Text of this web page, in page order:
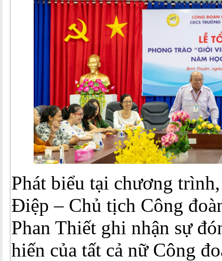
Phát biểu tại chương
Điệp – Chủ tịch Công
Phan Thiết ghi nhận sự
hiến của tất cả nữ Công